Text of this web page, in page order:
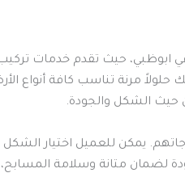
حيث تقدم خدمات
مرنة تناسب كافة أنواع
حيث الشكل والجودة.
يمكن للعميل اختيار الشكل
لضمان متانة وسلامة